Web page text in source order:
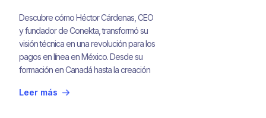
Descubre cómo Héctor Cárdenas, CEO
y fundador de Conekta, transformó su
visión técnica en una revolución para los
pagos en línea en México. Desde su
formación en Canadá hasta la creación
del país.
Leer más